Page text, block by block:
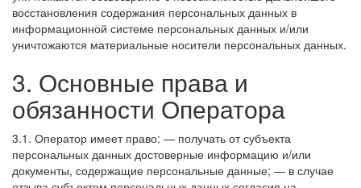
восстановления содержания персональных данных в
информационной системе персональных данных и/или
уничтожаются материальные носители персональных данных.
3. Основные права и
обязанности Оператора
3.1. Оператор имеет право: — получать от субъекта
персональных данных достоверные информацию и/или
документы, содержащие персональные данные; — в случае